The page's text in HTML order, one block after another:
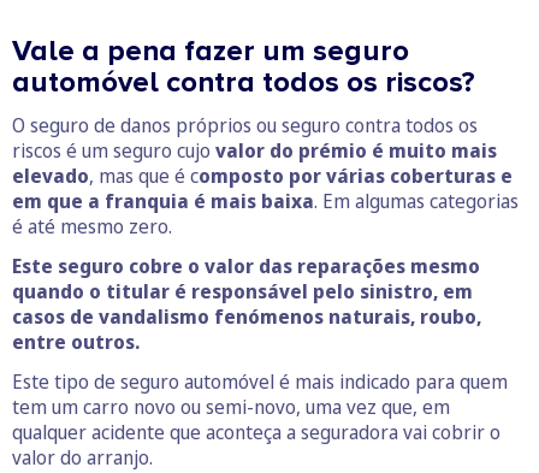
Vale a pena fazer um seguro
automóvel contra todos os riscos?
O seguro de danos próprios ou seguro contra todos os
riscos é um seguro cujo valor do prémio é muito mais
elevado, mas que é composto por várias coberturas e
em que a franquia é mais baixa. Em algumas categorias
é até mesmo zero.
Este seguro cobre o valor das reparações mesmo
quando o titular é responsável pelo sinistro, em
casos de vandalismo fenómenos naturais, roubo,
entre outros.
Este tipo de seguro automóvel é mais indicado para quem
tem um carro novo ou semi-novo, uma vez que, em
qualquer acidente que aconteça a seguradora vai cobrir o
valor do arranjo.